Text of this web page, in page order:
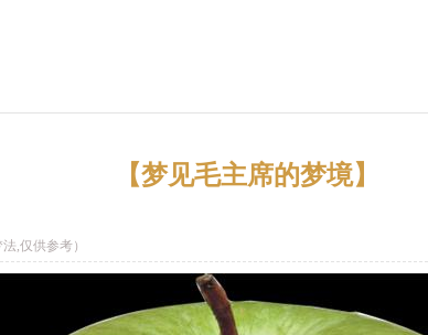
【梦见毛主席的梦境】